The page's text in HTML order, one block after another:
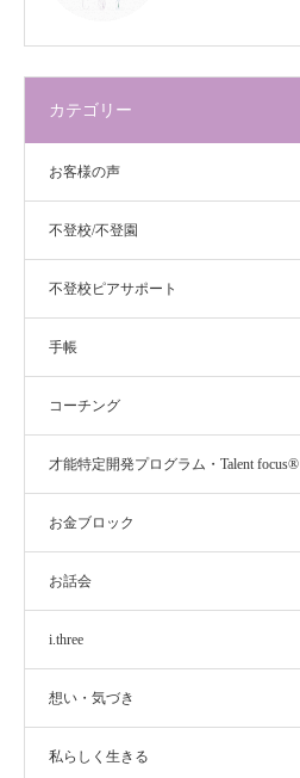
カテゴリー
お客様の声
不登校/不登園
不登校ピアサポート
手帳
コーチング
才能特定開発プログラム・Talent focus®
お金ブロック
お話会
i.three
想い・気づき
私らしく生きる